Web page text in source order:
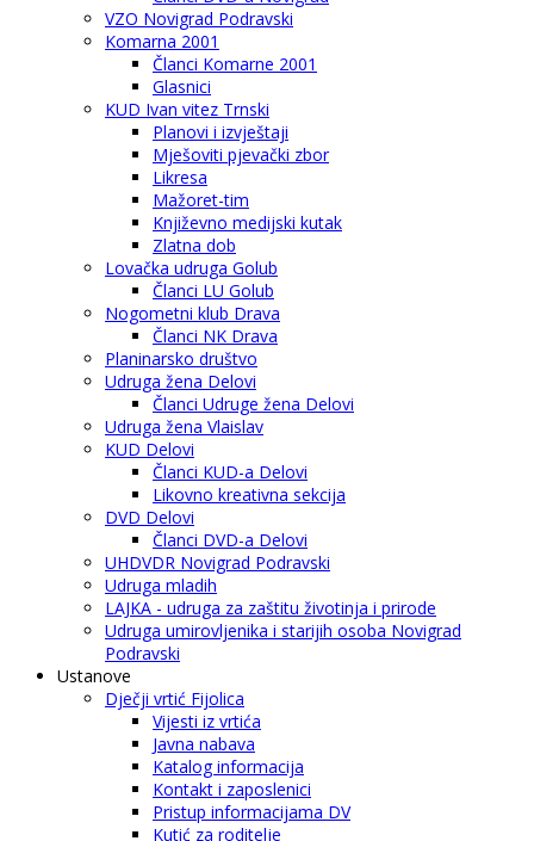
VZO Novigrad Podravski
Komarna 2001
Članci Komarne 2001
Glasnici
KUD Ivan vitez Trnski
Planovi i izvještaji
Mješoviti pjevački zbor
Likresa
Mažoret-tim
Književno medijski kutak
Zlatna dob
Lovačka udruga Golub
Članci LU Golub
Nogometni klub Drava
Članci NK Drava
Planinarsko društvo
Udruga žena Delovi
Članci Udruge žena Delovi
Udruga žena Vlaislav
KUD Delovi
Članci KUD-a Delovi
Likovno kreativna sekcija
DVD Delovi
Članci DVD-a Delovi
UHDVDR Novigrad Podravski
Udruga mladih
LAJKA - udruga za zaštitu životinja i prirode
Udruga umirovljenika i starijih osoba Novigrad
Podravski
Ustanove
Dječji vrtić Fijolica
Vijesti iz vrtića
Javna nabava
Katalog informacija
Kontakt i zaposlenici
Pristup informacijama DV
Kutić za roditelje